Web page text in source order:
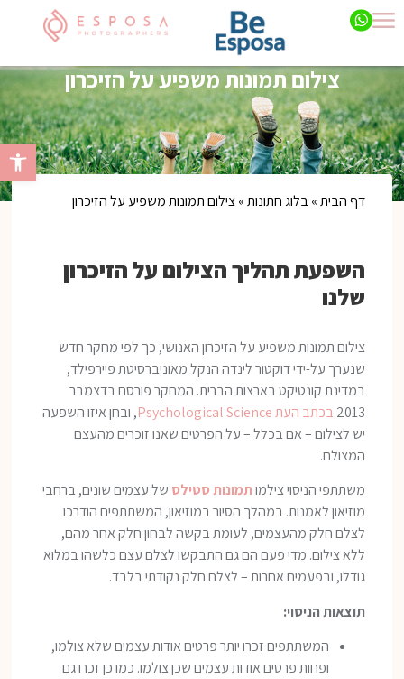
פתח
צילום תמונות משפיע על הזיכרון
דף הבית»בלוג חתונות»צילום תמונות משפיע על הזיכרון
השפעת תהליך הצילום על הזיכרון
שלנו
צילום תמונות משפיע על הזיכרון האנושי, כך לפי מחקר חדש
שנערך על-ידי דוקטור לינדה הנקל מאוניברסיטת פיירפילד,
במדינת קונטיקט בארצות הברית. המחקר פורסם בדצמבר
2013 בכתב העת Psychological Science
, ובחן איזו השפעה
יש לצילום – אם בכלל – על הפרטים שאנו זוכרים מהעצם
המצולם.
משתתפי הניסוי צילמותמונות סטילס של עצמים שונים, ברחבי
מוזיאון לאמנות. במהלך הסיור במוזיאון, המשתתפים הודרכו
לצלם חלק מהעצמים, לעומת בקשה לבחון חלק אחר מהם,
ללא צילום. מדי פעם הם גם התבקשו לצלם עצם כלשהו במלוא
גודלו, ובפעמים אחרות – לצלם חלק נקודתי בלבד.
תוצאות הניסוי:
המשתתפים זכרו יותר פרטים אודות עצמים שלא צולמו,
ופחות פרטים אודות עצמים שכן צולמו. כמו כן זכרו גם